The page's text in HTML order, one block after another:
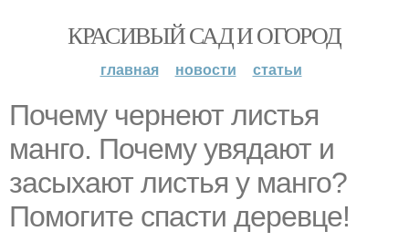
КРАСИВЫЙ САД И ОГОРОД
главная новости статьи
Почему чернеют листья
манго. Почему увядают и
засыхают листья у манго?
Помогите спасти деревце!